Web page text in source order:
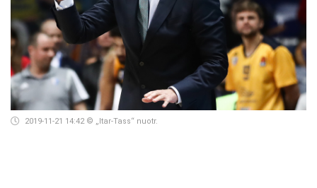
2019-11-21 14:42 © „Itar-Tass“ nuotr.